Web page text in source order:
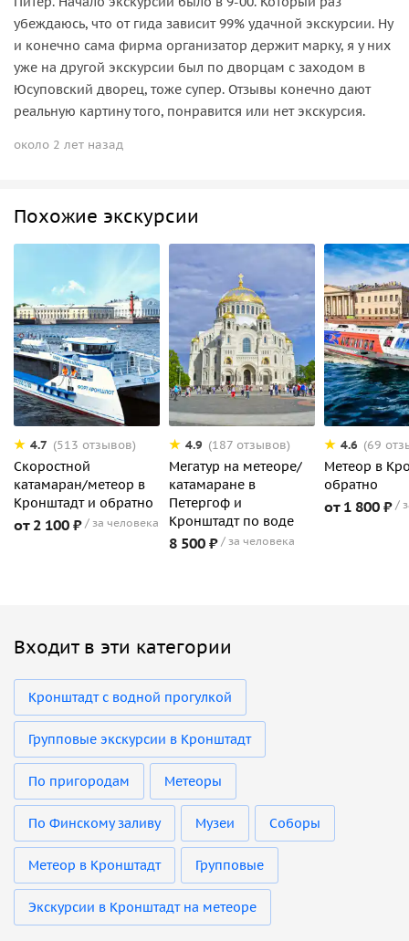
убеждаюсь, что от гида зависит 99% удачной экскурсии. Ну
и конечно сама фирма организатор держит марку, я у них
уже на другой экскурсии был по дворцам с заходом в
Юсуповский дворец, тоже супер. Отзывы конечно дают
реальную картину того, понравится или нет экскурсия.
около 2 лет назад
Похожие экскурсии
4.7 (513 отзывов)
Скоростной
катамаран/метеор в
Кронштадт и обратно
от 2 100 ₽ за человека
4.9 (187 отзывов)
Мегатур на метеоре/
катамаране в
Петергоф и
Кронштадт по воде
8 500 ₽ за человека
4.6 (69
Метеор в
обратно
от 1 800 ₽
Входит в эти категории
Кронштадт с водной прогулкой
Групповые экскурсии в Кронштадт
По пригородам Метеоры
По Финскому заливу Музеи Соборы
Метеор в Кронштадт Групповые
Экскурсии в Кронштадт на метеоре